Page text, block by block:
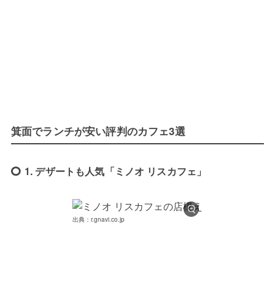
箕面でランチが安い評判のカフェ3選
1. デザートも人気「ミノオ リスカフェ」
出典：r.gnavi.co.jp